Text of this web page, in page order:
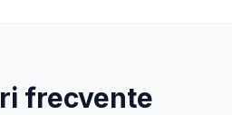
frecvente